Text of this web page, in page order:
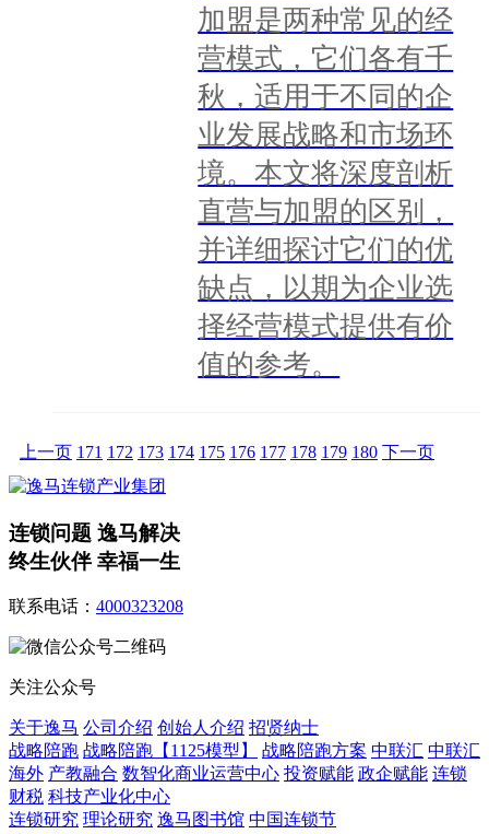
加盟是两种常见的经
营模式，它们各有千
秋，适用于不同的企
业发展战略和市场环
境。本文将深度剖析
直营与加盟的区别，
并详细探讨它们的优
缺点，以期为企业选
择经营模式提供有价
值的参考。
上一页 171 172 173 174 175 176 177 178 179 180 下一页
连锁问题 逸马解决
终生伙伴 幸福一生
联系电话： 4000323208
关注公众号
关于逸马 公司介绍 创始人介绍 招贤纳士
战略陪跑 战略陪跑【1125模型】 战略陪跑方案 中联汇 中联汇
海外 产教融合 数智化商业运营中心 投资赋能 政企赋能 连锁
财税 科技产业化中心
连锁研究 理论研究 逸马图书馆 中国连锁节